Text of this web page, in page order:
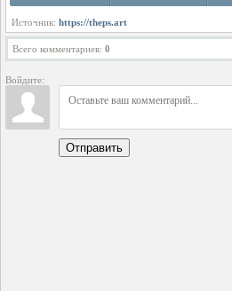
Источник: https://theps.art
Всего комментариев: 0
Войдите:
Отправить